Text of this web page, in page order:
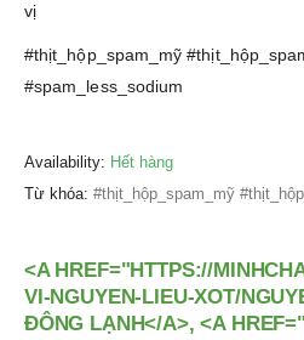
vị
#thịt_hộp_spam_mỹ
#spam_less_sodium
Availability: Hết hàng
Từ khóa: #thịt_hộp_spam_mỹ
<A HREF="HTTPS://
VI-NGUYEN-LIEU-XOT/
ĐÔNG LẠNH</A>, <A